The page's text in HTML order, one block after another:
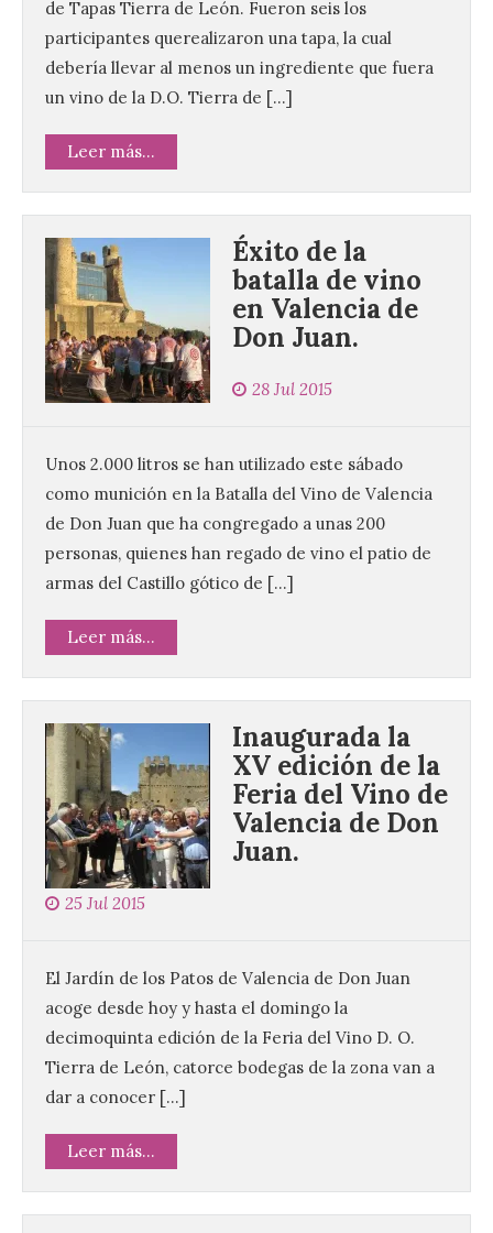
de Tapas Tierra de León. Fueron seis los
participantes querealizaron una tapa, la cual
debería llevar al menos un ingrediente que fuera
un vino de la D.O. Tierra de […]
Leer más...
Éxito de la
batalla de vino
en Valencia de
Don Juan.
28 Jul 2015
Unos 2.000 litros se han utilizado este sábado
como munición en la Batalla del Vino de Valencia
de Don Juan que ha congregado a unas 200
personas, quienes han regado de vino el patio de
armas del Castillo gótico de […]
Leer más...
Inaugurada la
XV edición de la
Feria del Vino de
Valencia de Don
Juan.
25 Jul 2015
El Jardín de los Patos de Valencia de Don Juan
acoge desde hoy y hasta el domingo la
decimoquinta edición de la Feria del Vino D. O.
Tierra de León, catorce bodegas de la zona van a
dar a conocer […]
Leer más...